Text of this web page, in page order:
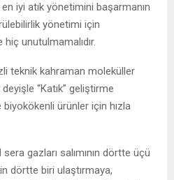
en iyi atık yönetimini başarmanın
yönetimi için
unutulmamalıdır.
teknik kahraman moleküller
“Katık” geliştirme
ürünler için hızla
gazları salımının dörtte üçü
dörtte biri ulaştırmaya,